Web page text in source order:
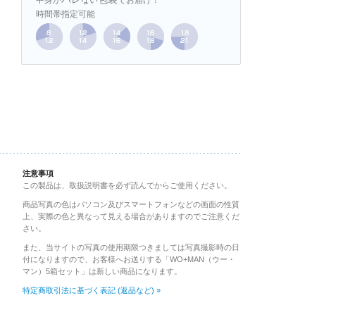
時間帯指定可能
注意事項
この製品は、取扱説明書を必ず読んでからご使用ください。
商品写真の色はパソコン及びスマートフォンなどの画面の性質
上、実際の色と異なって見える場合がありますのでご注意くだ
さい。
また、当サイトの写真の使用期限つきましては写真撮影時の日
付になりますので、お客様へお送りする「WO+MAN（ウー・
マン）5箱セット」は新しい商品になります。
特定商取引法に基づく表記 (返品など) »